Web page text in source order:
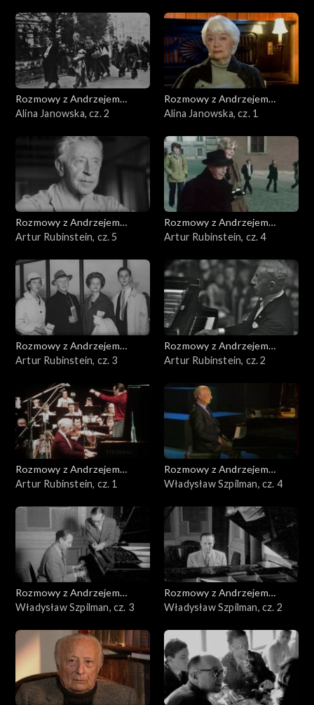
Rozmowy z Andrzejem
Doboszem
Alina Janowska, cz. 2
Rozmowy z Andrzejem
Doboszem
Alina Janowska, cz. 1
Rozmowy z Andrzejem
Doboszem
Artur Rubinstein, cz. 5
Rozmowy z Andrzejem
Doboszem
Artur Rubinstein, cz. 4
Rozmowy z Andrzejem
Doboszem
Artur Rubinstein, cz. 3
Rozmowy z Andrzejem
Doboszem
Artur Rubinstein, cz. 2
Rozmowy z Andrzejem
Doboszem
Artur Rubinstein, cz. 1
Rozmowy z Andrzejem
Doboszem
Władysław Szpilman, cz. 4
Rozmowy z Andrzejem
Doboszem
Władysław Szpilman, cz. 3
Rozmowy z Andrzejem
Doboszem
Władysław Szpilman, cz. 2